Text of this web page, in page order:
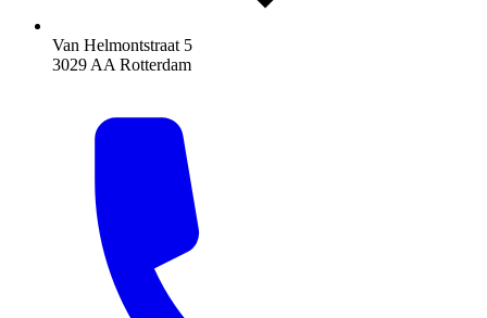
Van Helmontstraat 5
3029 AA Rotterdam